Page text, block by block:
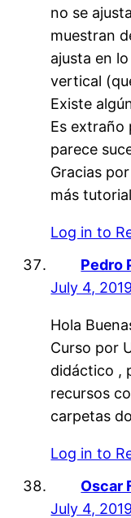
no se
muestran
ajusta en
vertical
Existe
Es extraño
parece
Gracias
más
Log in to
Pedro
July 4,
Hola
Curso por
didáctico ,
recursos
carpetas
Log in to
Oscar
July 4,